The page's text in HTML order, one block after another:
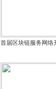
首届区块链服务网络